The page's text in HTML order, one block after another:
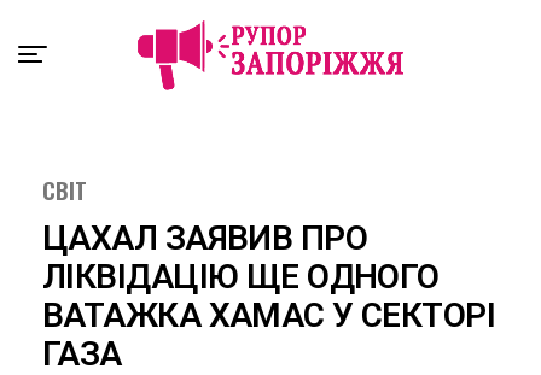
СВІТ
ЦАХАЛ ЗАЯВИВ ПРО
ЛІКВІДАЦІЮ ЩЕ ОДНОГО
ВАТАЖКА ХАМАС У СЕКТОРІ
ГАЗА
Exit mobile version